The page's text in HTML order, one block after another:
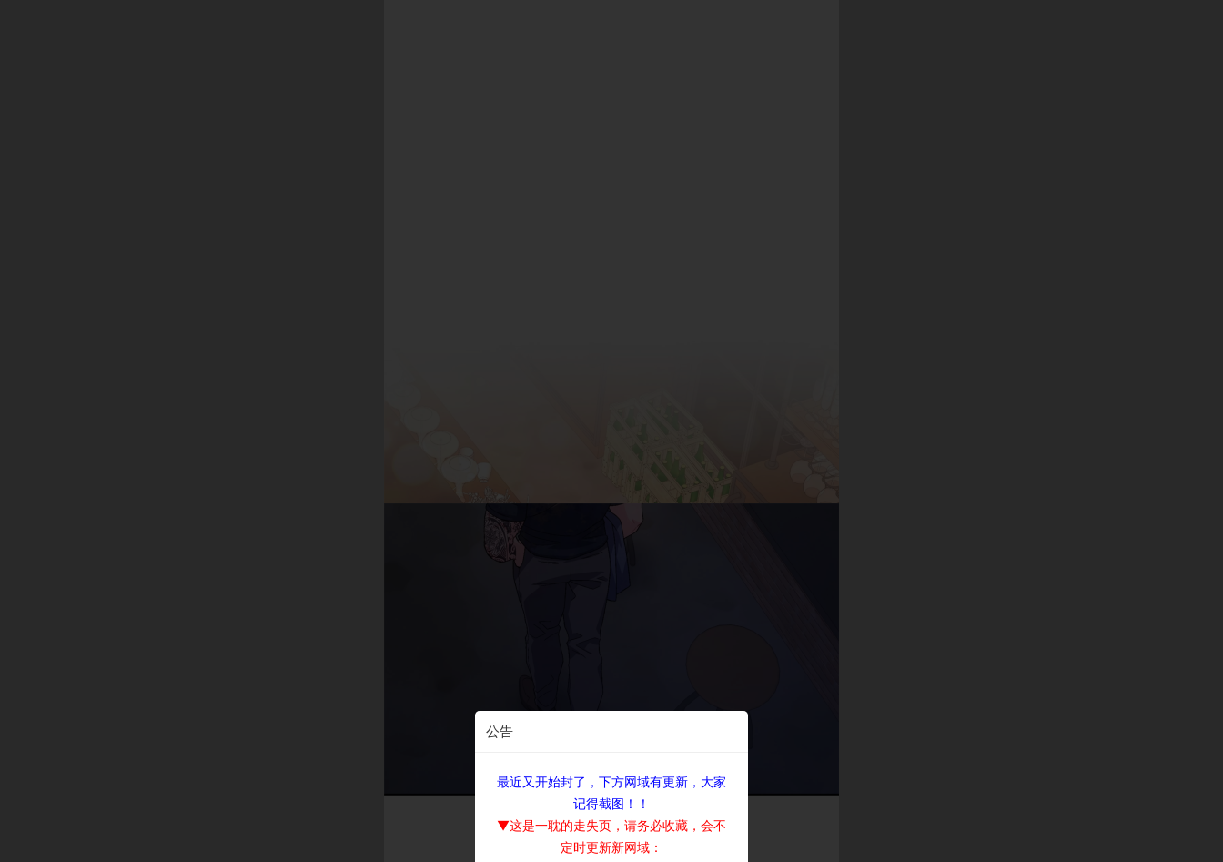
公告
最近又开始封了，下方网域有更新，大家
记得截图！！
▼这是一耽的走失页，请务必收藏，会不
定时更新新网域：